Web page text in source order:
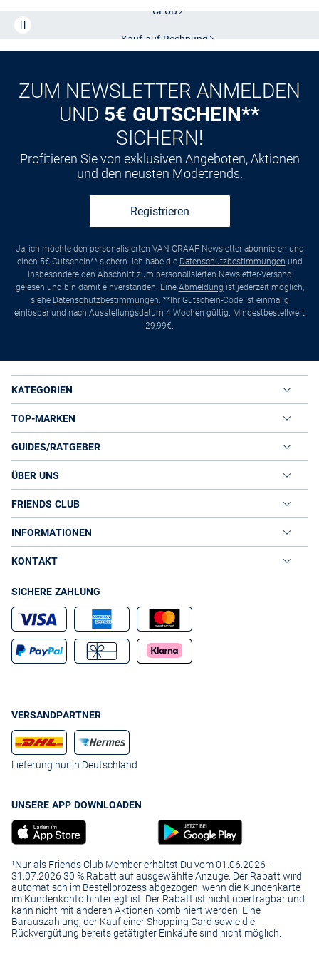
CLUB
Kauf auf Rechnung
ZUM NEWSLETTER ANMELDEN
UND 5€ GUTSCHEIN**
SICHERN!
Profitieren Sie von exklusiven Angeboten, Aktionen
und den neusten Modetrends.
Registrieren
Ja, ich möchte den personalisierten VAN GRAAF Newsletter abonnieren und
einen 5€ Gutschein** sichern. Ich habe die Datenschutzbestimmungen und
insbesondere den Abschnitt zum personalisierten Newsletter-Versand
gelesen und bin damit einverstanden. Eine Abmeldung ist jederzeit möglich,
siehe Datenschutzbestimmungen. **Ihr Gutschein-Code ist einmalig
einlösbar und nach Ausstellungsdatum 4 Wochen gültig. Mindestbestellwert
29,99€.
KATEGORIEN
TOP-MARKEN
GUIDES/RATGEBER
ÜBER UNS
FRIENDS CLUB
INFORMATIONEN
KONTAKT
SICHERE ZAHLUNG
VERSANDPARTNER
Lieferung nur in Deutschland
UNSERE APP DOWNLOADEN
¹Nur als Friends Club Member erhältst Du vom 01.06.2026 -
31.07.2026 30 % Rabatt auf ausgewählte Anzüge. Der Rabatt wird
automatisch im Bestellprozess abgezogen, wenn die Kundenkarte
im Kundenkonto hinterlegt ist. Der Rabatt ist nicht übertragbar und
kann nicht mit anderen Aktionen kombiniert werden. Eine
Barauszahlung, der Kauf einer Shopping Card sowie die
Rückvergütung bereits getätigter Einkäufe sind nicht möglich.